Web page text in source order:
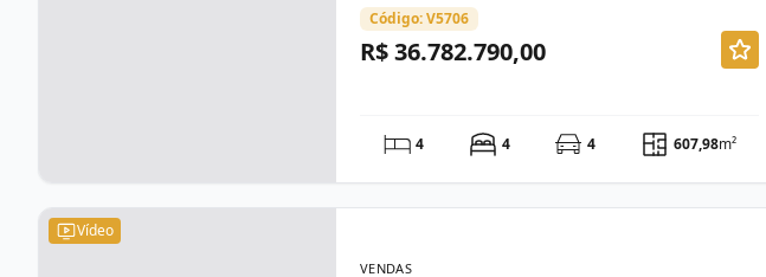
Código: V5706
R$ 36.782.790,00
4 4 4 607,98m²
Vídeo
VENDAS